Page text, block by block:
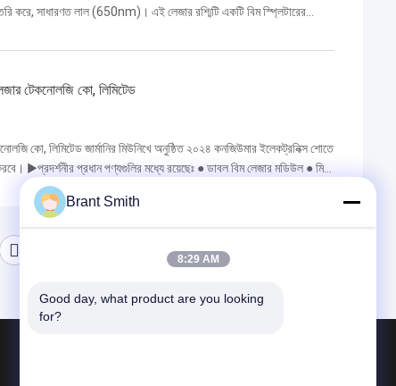
করে, সাধারণত লাল (650nm)। এই লেজার রশ্মিটি একটি বিম স্প্লিটারের
টেকনোলজি কো, লিমিটেড
কো, লিমিটেড জার্মানির মিউনিখে অনুষ্ঠিত ২০২৪ কনজিউমার ইলেকট্রনিক্স শোতে
▶প্রদর্শনীর প্রধান পণ্যগুলির মধ্যে রয়েছেঃ ● ডাবল বিম লেজার মডিউল ● মিনি
Brant Smith
8:29 AM
Good day, what product are you looking
for?